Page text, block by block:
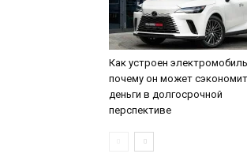
Как устроен
почему он может
деньги в долгосрочной
перспективе